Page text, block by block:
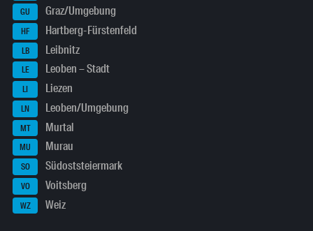
GU Graz/Umgebung
HF Hartberg-Fürstenfeld
LB Leibnitz
LE Leoben – Stadt
LI Liezen
LN Leoben/Umgebung
MT Murtal
MU Murau
SO Südoststeiermark
VO Voitsberg
WZ Weiz